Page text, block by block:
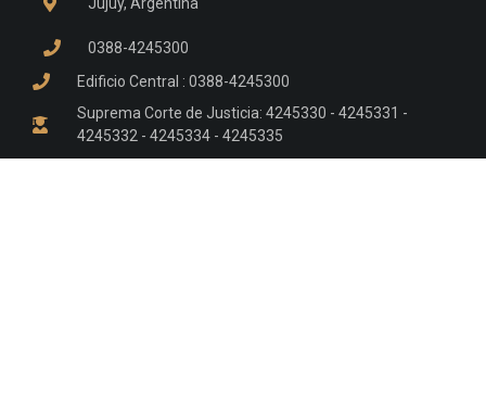
0388-4245300
Edificio Central : 0388-4245300
Suprema Corte de Justicia: 4245330 - 4245331 -
4245332 - 4245334 - 4245335